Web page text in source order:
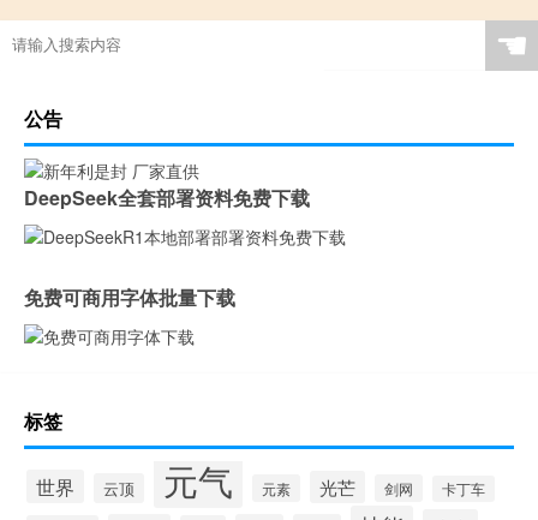
☚
公告
DeepSeek全套部署资料免费下载
免费可商用字体批量下载
标签
世界 云顶 元气 元素 光芒 剑网 卡丁车